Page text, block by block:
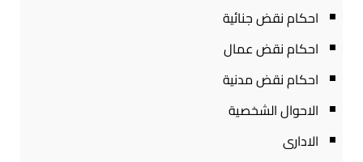
احكام نقض جنائية
احكام نقض عمال
احكام نقض مدنية
الاحوال الشخصية
الادارى